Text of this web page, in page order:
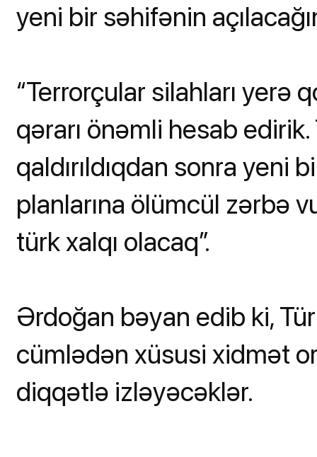
yeni bir səhifənin
“Terrorçular silahları yerə
qərarı önəmli hesab
qaldırıldıqdan sonra yeni
planlarına ölümcül zərbə
türk xalqı olacaq”.
Ərdoğan bəyan edib ki,
cümlədən xüsusi xidmət
diqqətlə izləyəcəklər.